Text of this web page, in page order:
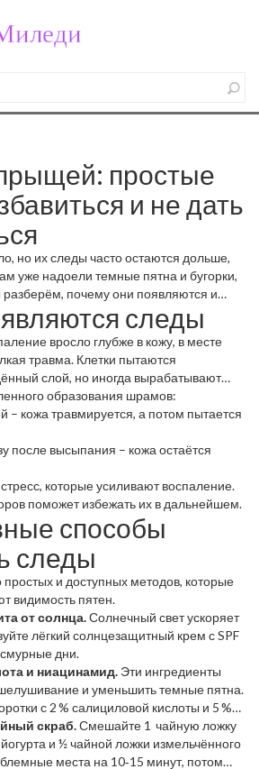
простые
и не дать
но их следы часто остаются дольше,
уже надоели темные пятна и бугорки,
разберём, почему они появляются и
работают, без дорогих аппаратов
следы
вросло глубже в кожу, в месте
травма. Клетки пытаются
слой, но иногда вырабатывают
даёт темные пятна. Если же процесс
избыточной ткани, появляются
образования шрамов:
кожа травмируется, а потом пытается
после высыпания – кожа остаётся
которые усиливают воспаление.
поможет избежать их в дальнейшем.
способы
следы
простых и доступных методов, которые
видимость пятен.
от солнца.Солнечный свет ускоряет
лёгкий солнцезащитный крем с SPF
дни.
и ниацинамид. Эти ингредиенты
и уменьшить темные пятна.
с 2 % салициловой кислоты и 5 %
скраб.Смешайте 1 чайную ложку
и ½ чайной ложки измельчённого
места на 10‑15 минут, потом